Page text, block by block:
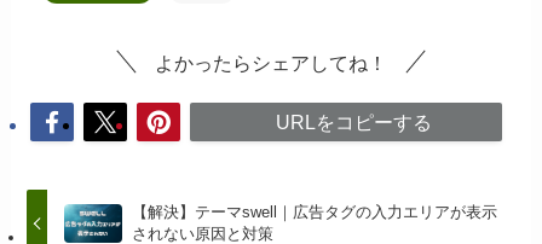
よかったらシェアしてね！
URLをコピーする
【解決】テーマswell｜広告タグの入力エリアが表示
されない原因と対策